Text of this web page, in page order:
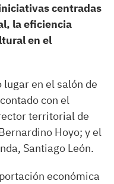
centradas
la eficiencia
en el
en el salón de
con el
territorial de
Hoyo; y el
Santiago León.
económica